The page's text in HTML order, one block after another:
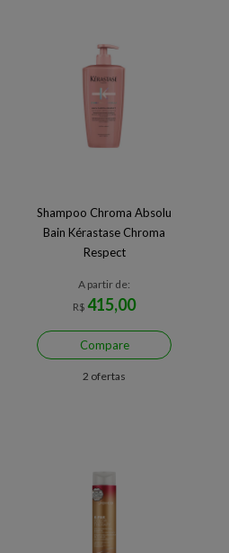
Shampoo Chroma Absolu
Bain Kérastase Chroma
Respect
A partir de:
R$ 415,00
Compare
2 ofertas